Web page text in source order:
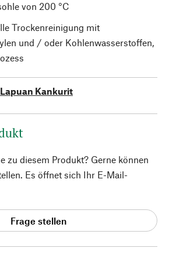
von 200 °C
Trockenreinigung mit
und / oder Kohlenwasserstoffen,
Lapuan Kankurit
zu diesem Produkt? Gerne können
Es öffnet sich Ihr E-Mail-
Frage stellen